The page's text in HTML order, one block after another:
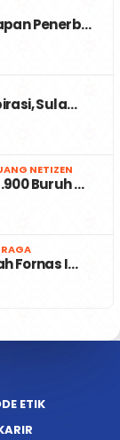
Penerb…
Sula…
NETIZEN
Buruh …
Fornas I…
ETIK